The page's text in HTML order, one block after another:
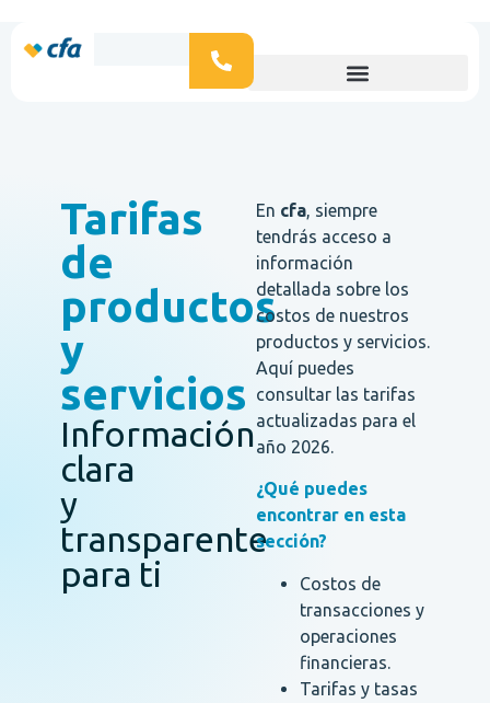
Tarifas
de
productos
y
servicios
Información
clara
y
transparente
para ti
En cfa, siempre
tendrás acceso a
información
detallada sobre los
costos de nuestros
productos y servicios.
Aquí puedes
consultar las tarifas
actualizadas para el
año 2026.
¿Qué puedes
encontrar en esta
sección?
Costos de
transacciones y
operaciones
financieras.
Tarifas y tasas